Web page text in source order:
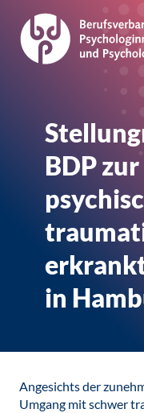
BDP
in
Angesichts der
Umgang mit schwer